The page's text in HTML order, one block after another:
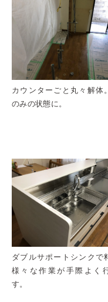
カウンターごと丸々解体
のみの状態に。
ダブルサポートシンクで
様々な作業が手際よく
す。